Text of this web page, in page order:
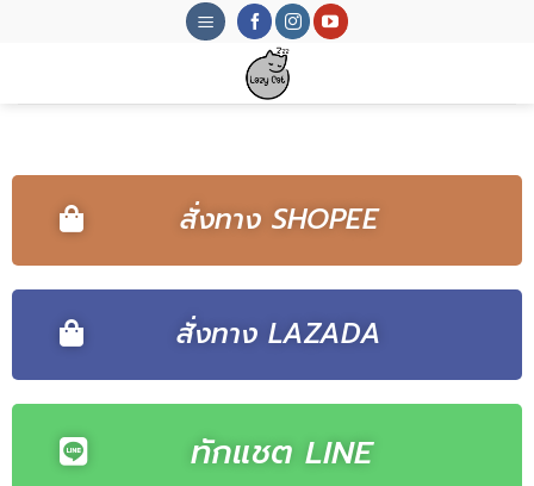
สั่งทาง SHOPEE
สั่งทาง LAZADA
ทักแชต LINE